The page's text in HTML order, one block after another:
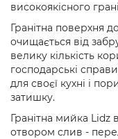
високоякісного
Гранітна поверхня
очищається від
велику кількість
господарські
для своєї кухні і
затишку.
Гранітна мийка
отвором слив -